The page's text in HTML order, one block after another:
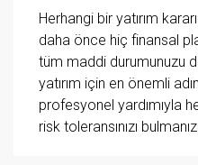
Herhangi bir yatırım
daha önce hiç finansal
tüm maddi durumunuzu
yatırım için en önemli
profesyonel yardımıyla
risk toleransınızı